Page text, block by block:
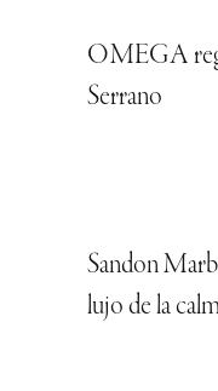
OMEGA
Serrano
Sandon
lujo de la